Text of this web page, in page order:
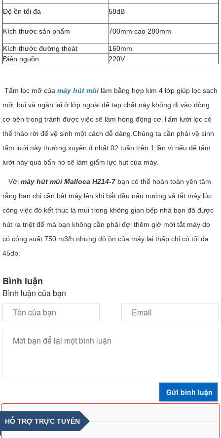
Độ ồn tối đa 58dB
Kích thước sản phẩm 700mm cao 280mm
Kích thước đường thoát
160mm
Điện nguồn
220V
Tấm lọc mỡ của máy hút mùi làm bằng hợp kim 4 lớp giúp lọc sạch
mỡ, bụi và ngăn lại ở lớp ngoài để tạp chất này không đi vào động
cơ bên trong tránh được việc sẽ làm hỏng động cơ.Tấm lưới lọc có
thể tháo rời để vệ sinh một cách dễ dàng.Chúng ta cần phải vệ sinh
tấm lưới này thường xuyên ít nhất 02 tuần trên 1 lần vì nếu để tấm
lưới này quá bẩn nó sẽ làm giẩm lực hút của máy.
Với máy hút mùi Malloca H214-7bạn có thể hoàn toàn yên tâm
rằng bạn chỉ cần bật máy lên khi bắt đầu nấu nướng và tắt máy lúc
công việc đó kết thúc là mùi trong không gian bếp nhà bạn đã được
hút ra triệt để mà bạn không cần phải đợi thêm giờ mới tắt máy do
có công suất 750 m3/h nhưng độ ồn của máy lại thấp chỉ có tối đa
45db.
Bình luận
Bình luận của bạn
HỖ TRỢ TRỰC TUYẾN